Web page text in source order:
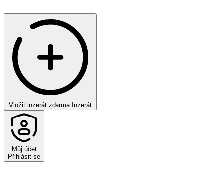
Vložit inzerát zdarma Inzerát
Můj účet
Přihlásit se